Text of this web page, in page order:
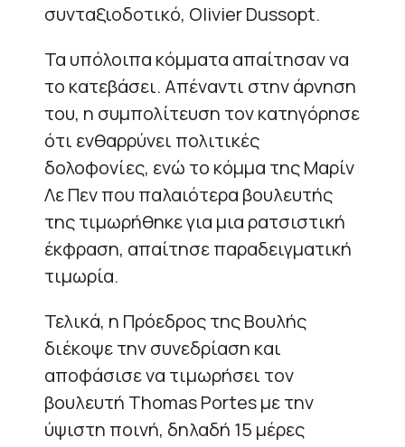
συνταξιοδοτικό, Olivier Dussopt.
Τα υπόλοιπα κόμματα απαίτησαν να
το κατεβάσει. Απέναντι στην άρνηση
του, η συμπολίτευση τον κατηγόρησε
ότι ενθαρρύνει πολιτικές
δολοφονίες, ενώ το κόμμα της Μαρίν
Λε Πεν που παλαιότερα βουλευτής
της τιμωρήθηκε για μια ρατσιστική
έκφραση, απαίτησε παραδειγματική
τιμωρία.
Τελικά, η Πρόεδρος της Βουλής
διέκοψε την συνεδρίαση και
αποφάσισε να τιμωρήσει τον
βουλευτή Thomas Portes με την
ύψιστη ποινή, δηλαδή 15 μέρες